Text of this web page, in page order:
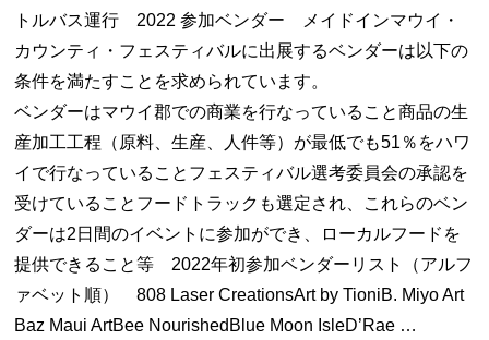
トルバス運行 2022 参加ベンダー メイドインマウイ・
カウンティ・フェスティバルに出展するベンダーは以下の
条件を満たすことを求められています。
ベンダーはマウイ郡での商業を行なっていること商品の生
産加工工程（原料、生産、人件等）が最低でも51％をハワ
イで行なっていることフェスティバル選考委員会の承認を
受けていることフードトラックも選定され、これらのベン
ダーは2日間のイベントに参加ができ、ローカルフードを
提供できること等 2022年初参加ベンダーリスト（アルフ
ァベット順） 808 Laser CreationsArt by TioniB. Miyo Art
Baz Maui ArtBee NourishedBlue Moon IsleD’Rae …